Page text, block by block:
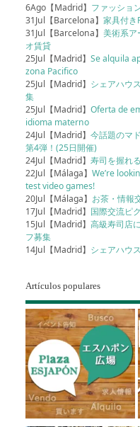
6Ago【Madrid】 ファッショ
31Jul【Barcelona】家具付き
31Jul【Barcelona】美術系ア
オ賃貸
25Jul【Madrid】Se alquila
zona Pacifico
25Jul【Madrid】 シェアハウ
集
25Jul【Madrid】Oferta de
idioma materno
24Jul【Madrid】今話題のマ
第4弾！(25日開催)
24Jul【Madrid】寿司を握れ
22Jul【Málaga】We’re
test video games!
20Jul【Málaga】 お茶・情報
17Jul【Madrid】 国際交流ピ
15Jul【Madrid】高級寿司店
フ募集
14Jul【Madrid】 シェアハウ
Artículos populares